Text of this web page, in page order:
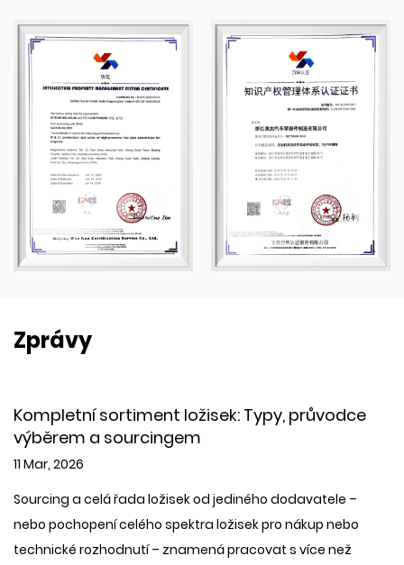
Zprávy
sortiment ložisek: Typy, průvodce
sourcingem
řada ložisek od jediného dodavatele –
celého spektra ložisek pro nákup nebo
– znamená pracovat s více než
Co je to
nízkotlaká
přepravě